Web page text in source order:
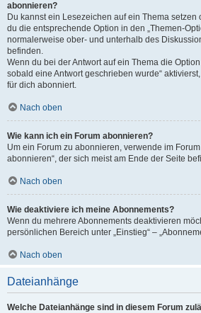
abonnieren?
Du kannst ein Lesezeichen auf ein Thema
du die entsprechende Option in den „Themen-
normalerweise ober- und unterhalb des
befinden.
Wenn du bei der Antwort auf ein Thema die
sobald eine Antwort geschrieben wurde“
für dich abonniert.
Nach oben
Wie kann ich ein Forum abonnieren?
Um ein Forum zu abonnieren, verwende im
abonnieren“, der sich meist am Ende der Seite
Nach oben
Wie deaktiviere ich meine Abonnements?
Wenn du mehrere Abonnements deaktivieren
persönlichen Bereich unter „Einstieg“ –
Nach oben
Dateianhänge
Welche Dateianhänge sind in diesem Forum